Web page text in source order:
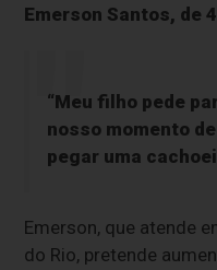
Emerson Santos, de
“Meu filho pede
nosso momento
pegar uma
Emerson, que atende
do Rio, pretende